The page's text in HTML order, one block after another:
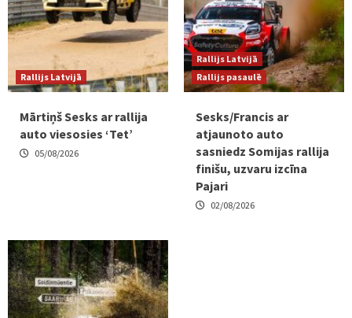
Rallijs Latvijā
Mārtiņš Sesks ar rallija
auto viesosies ‘Tet’
05/08/2026
Rallijs Latvijā
Rallijs pasaulē
Sesks/Francis ar
atjaunoto auto
sasniedz Somijas rallija
finišu, uzvaru izcīna
Pajari
02/08/2026